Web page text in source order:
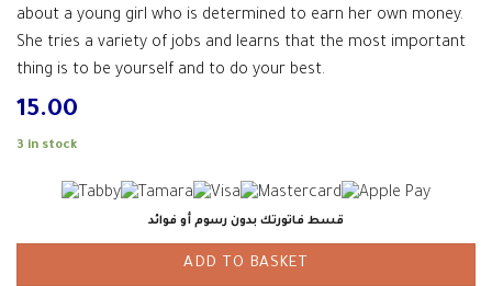
about a young girl who is determined to earn her own money.
She tries a variety of jobs and learns that the most important
thing is to be yourself and to do your best.
3 in stock
قسط فاتورتك بدون رسوم أو فوائد
ADD TO BASKET